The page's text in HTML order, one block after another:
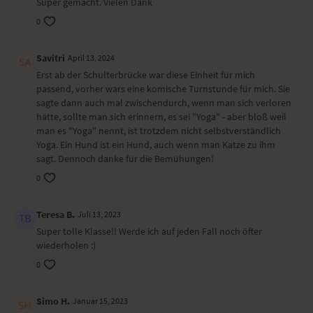
schmelzendes Herz – Anahatasana
Stuhl – Utkatasana
stehende Vorbeuge – Uttanasana
Krieger I – Virabhadrasana I
Delfin – Shishumarasana
Variante Heuschrecke – Shalabhasana
Scheibenwischer
Unterarmstand – Pincha Mayurasana
Schulterbrücke – Setu Bandha Sarvangasana
Nadelöhr – Sucirandhrasana
liegender Schmetterling – Supta Baddha Konasana
Wirkung und Vorteile der Yoga-Übungs-Sequenz
Du stärkst die Muskulatur in Armen, Schultern und Nacken sowie im
Core. Die Stabilität deiner Wirbelsäule verbessert sich.
0
Savitri April 13, 2024
Erst ab der Schulterbrücke war diese Einheit für mich
passend, vorher wars eine komische Turnstunde für mich. Sie
sagte dann auch mal zwischendurch, wenn man sich verloren
hätte, sollte man sich erinnern, es sei "Yoga" - aber bloß weil
man es "Yoga" nennt, ist trotzdem nicht selbstverständlich
Yoga. Ein Hund ist ein Hund, auch wenn man Katze zu ihm
sagt. Dennoch danke für die Bemühungen!
0
Teresa B. Juli 13, 2023
Super tolle Klasse!! Werde ich auf jeden Fall noch öfter
wiederholen :)
0
Simo H. Januar 15, 2023